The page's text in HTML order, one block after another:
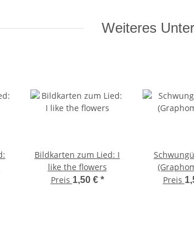
Weiteres
Bildkarten zum Lied: I
like the flowers
Preis 1,50 € *
Preis